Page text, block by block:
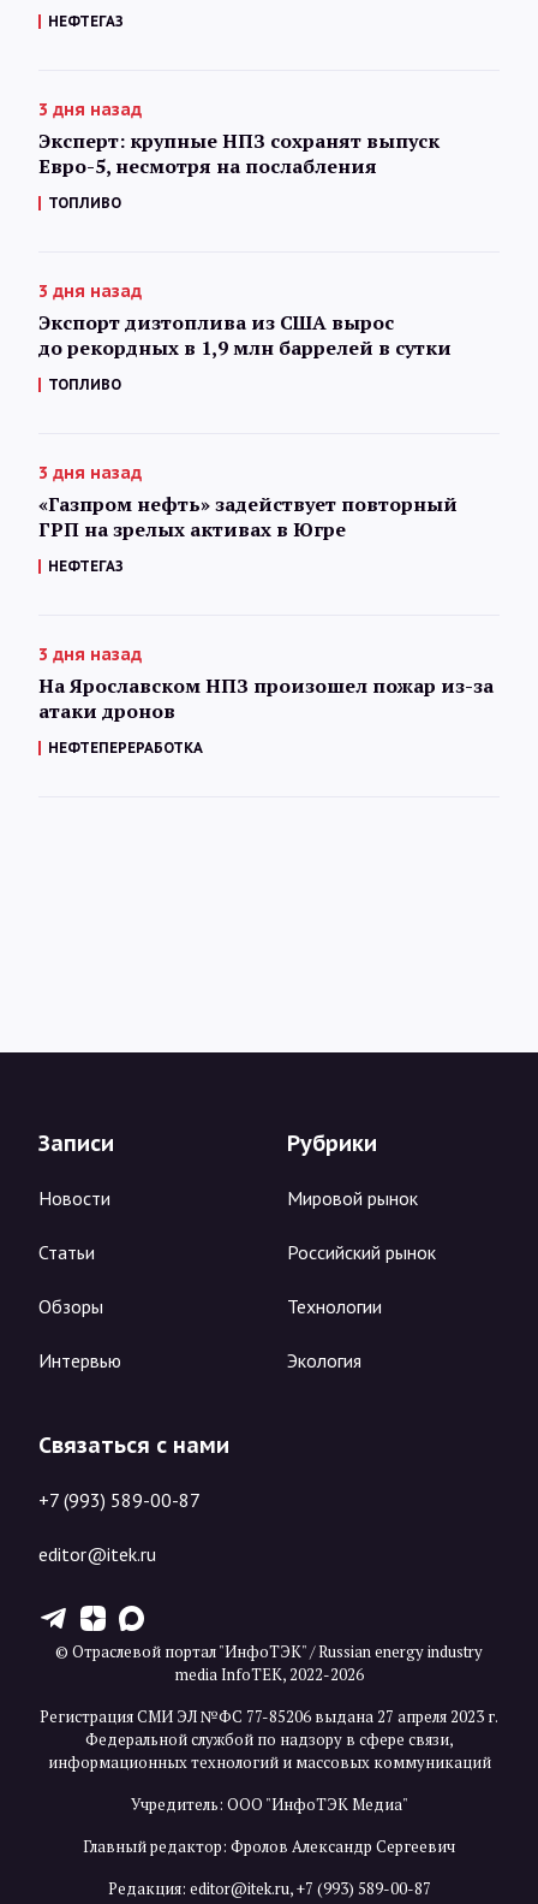
НЕФТЕГАЗ
3 дня назад
Эксперт: крупные НПЗ сохранят выпуск
Евро-5, несмотря на послабления
ТОПЛИВО
3 дня назад
Экспорт дизтоплива из США вырос
до рекордных в 1,9 млн баррелей в сутки
ТОПЛИВО
3 дня назад
«Газпром нефть» задействует повторный
ГРП на зрелых активах в Югре
НЕФТЕГАЗ
3 дня назад
На Ярославском НПЗ произошел пожар из-за
атаки дронов
НЕФТЕПЕРЕРАБОТКА
Записи
Новости
Статьи
Обзоры
Интервью
Рубрики
Мировой рынок
Российский рынок
Технологии
Экология
Связаться с нами
+7 (993) 589-00-87
editor@itek.ru
T Z X
© Отраслевой портал "ИнфоТЭК" / Russian energy industry
media InfoTEK, 2022-2026
Регистрация СМИ ЭЛ №ФС 77-85206 выдана 27 апреля 2023 г.
Федеральной службой по надзору в сфере связи,
информационных технологий и массовых коммуникаций
Учредитель: ООО "ИнфоТЭК Медиа"
Главный редактор: Фролов Александр Сергеевич
Редакция: editor@itek.ru,+7 (993) 589-00-87